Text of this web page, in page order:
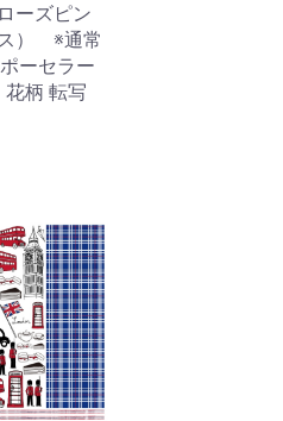
ーズピン
） ※通常
ーセラー
花柄 転写